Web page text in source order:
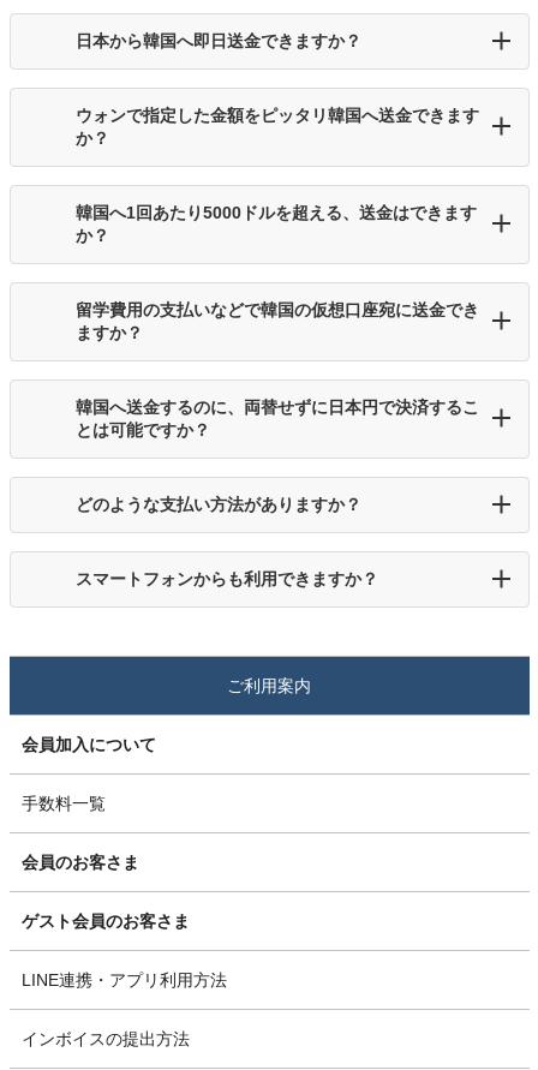
日本から韓国へ即日送金できますか？
ウォンで指定した金額をピッタリ韓国へ送金できます
か？
韓国へ1回あたり5000ドルを超える、送金はできます
か？
留学費用の支払いなどで韓国の仮想口座宛に送金でき
ますか？
韓国へ送金するのに、両替せずに日本円で決済するこ
とは可能ですか？
どのような支払い方法がありますか？
スマートフォンからも利用できますか？
ご利用案内
会員加入について
手数料一覧
会員のお客さま
ゲスト会員のお客さま
LINE連携・アプリ利用方法
インボイスの提出方法